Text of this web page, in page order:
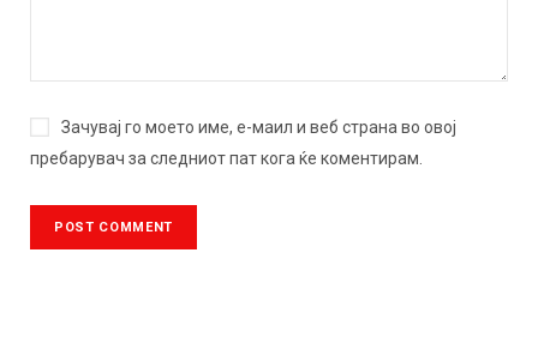
Зачувај го моето име, е-маил и веб страна во овој
пребарувач за следниот пат кога ќе коментирам.